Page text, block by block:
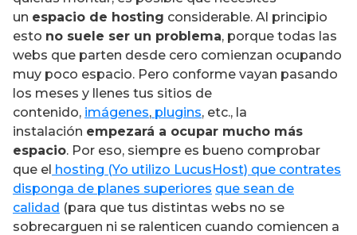
un espacio de hosting considerable. Al principio
esto no suele ser un problema, porque todas las
webs que parten desde cero comienzan ocupando
muy poco espacio. Pero conforme vayan pasando
los meses y llenes tus sitios de
contenido, imágenes, plugins, etc., la
instalación empezará a ocupar mucho más
espacio. Por eso, siempre es bueno comprobar
que el hosting (Yo utilizo LucusHost) que contrates
disponga de planes superiores que sean de
calidad (para que tus distintas webs no se
sobrecarguen ni se ralenticen cuando comiencen a